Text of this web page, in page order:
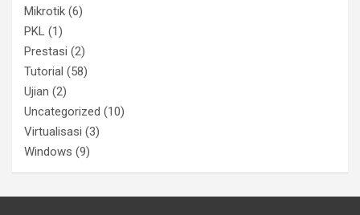
Mikrotik (6)
PKL (1)
Prestasi (2)
Tutorial (58)
Ujian (2)
Uncategorized (10)
Virtualisasi (3)
Windows (9)